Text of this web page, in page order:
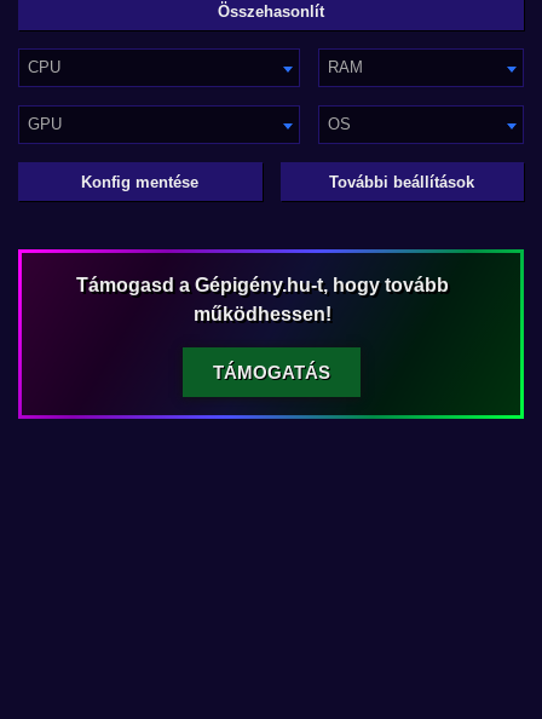
CPU RAM
GPU OS
Konfig mentése További beállítások
Támogasd a Gépigény.hu-t, hogy tovább
működhessen!
TÁMOGATÁS